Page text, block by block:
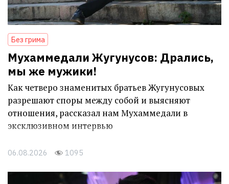
Без грима
Мухаммедали Жугунусов: Дрались,
мы же мужики!
Как четверо знаменитых братьев Жугунусовых
разрешают споры между собой и выясняют
отношения, рассказал нам Мухаммедали в
эксклюзивном интервью
06.08.2026 1095